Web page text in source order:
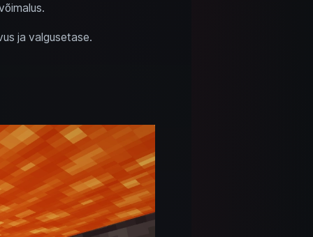
ja valgusetase.